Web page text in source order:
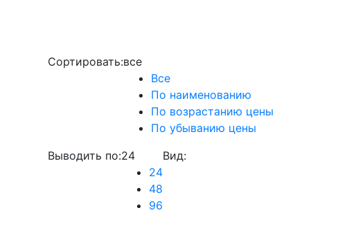
Сортировать:все
Все
По наименованию
По возрастанию цены
По убыванию цены
Выводить по:24
24
48
96
Вид: